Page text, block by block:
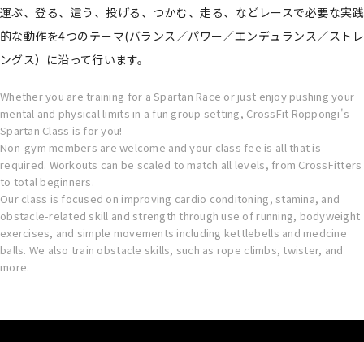
運ぶ、登る、這う、投げる、つかむ、走る、などレースで必要な実践
的な動作を4つのテーマ(バランス／パワー／エンデュランス／ストレ
ングス）に沿って行います。
Whether you are training for a Spartan Race or just enjoy pushing your
mental and physical limits in a fun group setting, CrossFit Roppongi's
Spartan Class is for you!
Non-gym members are welcome and your class fee is all that is
required. Workouts can be scaled to match all levels, from CrossFitters
to total beginners.
Our class is focused on improving cardio conditoning, stamina, and
obstacle-related skill and strength through use of running, bodyweight
exercises, and simple movements including kettlebells and medcine
balls. We also train obstacle skills, such as rope climbs, twister, and
more.